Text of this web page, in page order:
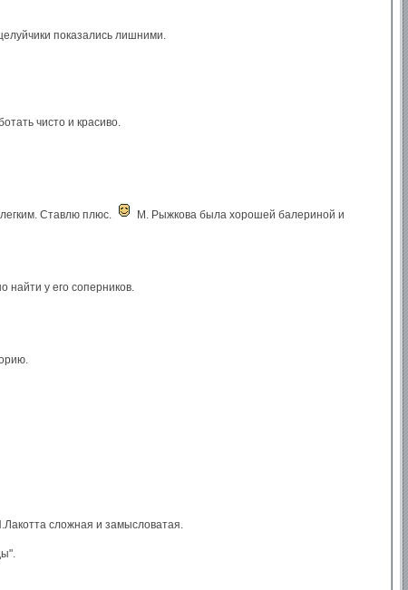
показались лишними.
чисто и красиво.
Ставлю плюс.
М. Рыжкова была хорошей балериной и
найти у его соперников.
сложная и замысловатая.